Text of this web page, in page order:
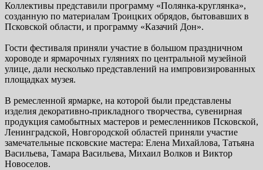
Коллективы представили программу «Полянка-круглянка»,
созданную по материалам Троицких обрядов, бытовавших в
Псковской области, и программу «Казачий Дон».
Гости фестиваля приняли участие в большом праздничном
хороводе и ярмарочных гуляниях по центральной музейной
улице, дали несколько представлений на импровизированных
площадках музея.
В ремесленной ярмарке, на которой были представлены
изделия декоративно-прикладного творчества, сувенирная
продукция самобытных мастеров и ремесленников Псковской,
Ленинградской, Новгородской областей приняли участие
замечательные псковские мастера: Елена Михайлова, Татьяна
Васильева, Тамара Васильева, Михаил Волков и Виктор
Новоселов.